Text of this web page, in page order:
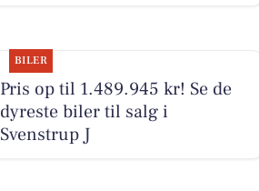
BILER
Pris op til 1.489.945 kr! Se de
dyreste biler til salg i
Svenstrup J